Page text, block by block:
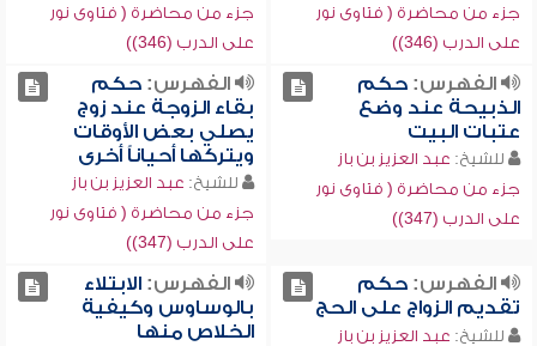
جزء من محاضرة ( فتاوى نور
على الدرب (346))
جزء من محاضرة ( فتاوى نور
على الدرب (346))
الفهرس:حكم
الذبيحة عند وضع
عتبات البيت
للشيخ: عبد العزيز بن باز
جزء من محاضرة ( فتاوى نور
على الدرب (347))
الفهرس:حكم
بقاء الزوجة عند زوج
يصلي بعض الأوقات
ويتركها أحياناً أخرى
للشيخ: عبد العزيز بن باز
جزء من محاضرة ( فتاوى نور
على الدرب (347))
الفهرس:حكم
تقديم الزواج على الحج
للشيخ: عبد العزيز بن باز
الفهرس:الابتلاء
بالوساوس وكيفية
الخلاص منها